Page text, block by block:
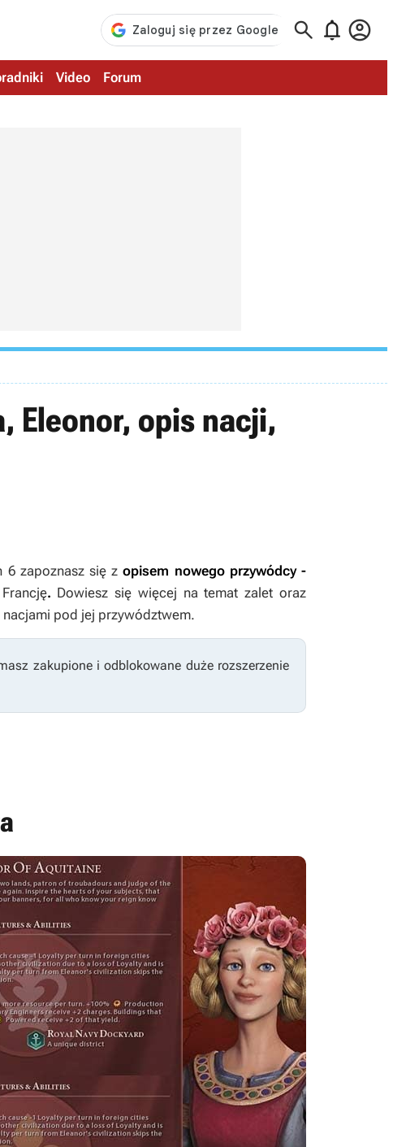
  
Video Forum
Eleonor, opis nacji,
6zapoznasz się zopisem nowego przywódcy -
. Dowiesz się więcej na temat zalet oraz
pod jej przywództwem.
zakupione i odblokowane duże rozszerzenie